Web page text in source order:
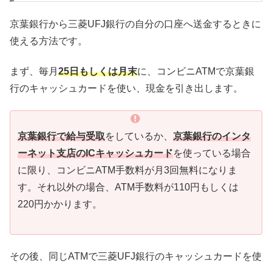
京葉銀行から三菱UFJ銀行の自分の口座へ送金するときに
使える方法です。
まず、毎月 25日もしくは月末に、コンビニATMで京葉銀
行のキャッシュカードを使い、現金を引き出します。
京葉銀行で給与受取をしているか、 京葉銀行のインタ
ーネット支店のICキャッシュカードを使っている場合
に限り、コンビニATM手数料が月3回無料になりま
す。それ以外の場合、ATM手数料が110円もしくは
220円かかります。
その後、同じATMで三菱UFJ銀行のキャッシュカードを使